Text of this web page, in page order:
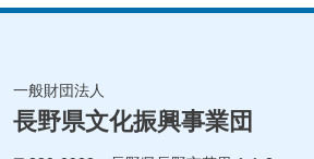
一般財団法人
長野県文化振興事業団